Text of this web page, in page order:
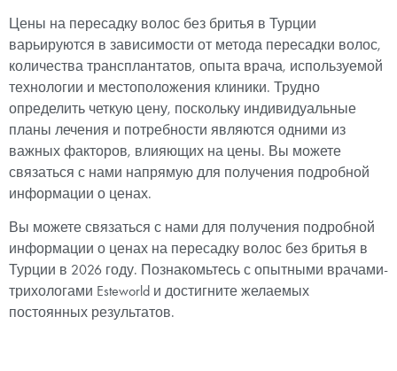
Цены на пересадку волос без бритья в Турции
варьируются в зависимости от метода пересадки волос,
количества трансплантатов, опыта врача, используемой
технологии и местоположения клиники. Трудно
определить четкую цену, поскольку индивидуальные
планы лечения и потребности являются одними из
важных факторов, влияющих на цены. Вы можете
связаться с нами напрямую для получения подробной
информации о ценах.
Вы можете связаться с нами для получения подробной
информации о ценах на пересадку волос без бритья в
Турции в 2026 году. Познакомьтесь с опытными врачами-
трихологами Esteworld и достигните желаемых
постоянных результатов.